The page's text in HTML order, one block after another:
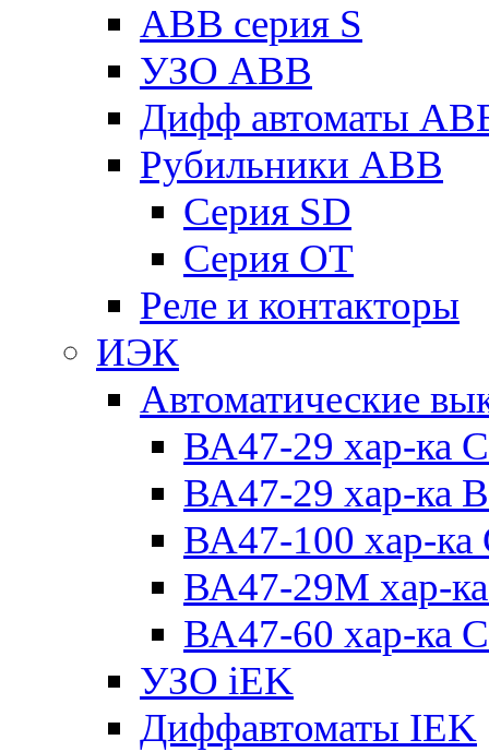
ABB серия S
УЗО ABB
Дифф автоматы
Рубильники ABB
Серия SD
Серия ОТ
Реле и контакторы
ИЭК
Автоматические
ВА47-29 хар-ка C
ВА47-29 хар-ка B
ВА47-100 хар-ка
ВА47-29M хар-
ВА47-60 хар-ка C
УЗО iEK
Диффавтоматы IEK